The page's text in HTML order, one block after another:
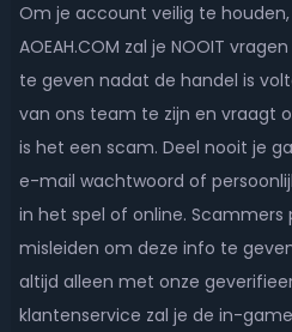
Om je account veilig te
AOEAH.COM zal je NOOIT
te geven nadat de handel is
van ons team te zijn en vraagt
is het een scam. Deel nooit je
e-mail wachtwoord of
in het spel of online.
misleiden om deze info te
altijd alleen met onze
klantenservice zal je de in-